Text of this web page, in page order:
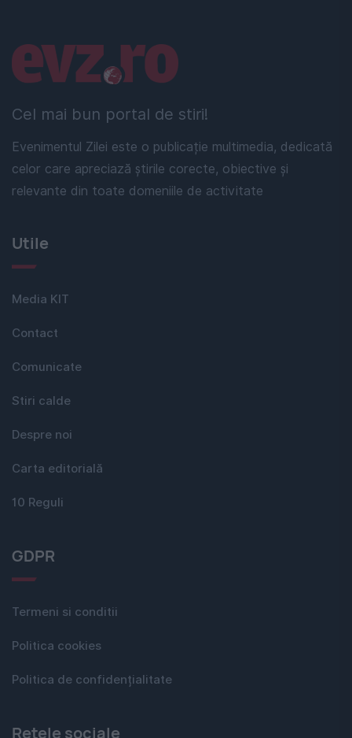
Cel mai bun portal de stiri!
Evenimentul Zilei este o publicație multimedia, dedicată
celor care apreciază știrile corecte, obiective și
relevante din toate domeniile de activitate
Linkuri utile
Utile
Media KIT
Contact
Comunicate
Stiri calde
Despre noi
Carta editorială
10 Reguli
GDPR
Termeni si conditii
Politica cookies
Politica de confidențialitate
Rețele sociale